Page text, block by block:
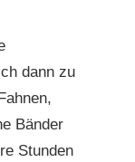
dann zu
Bänder
Stunden